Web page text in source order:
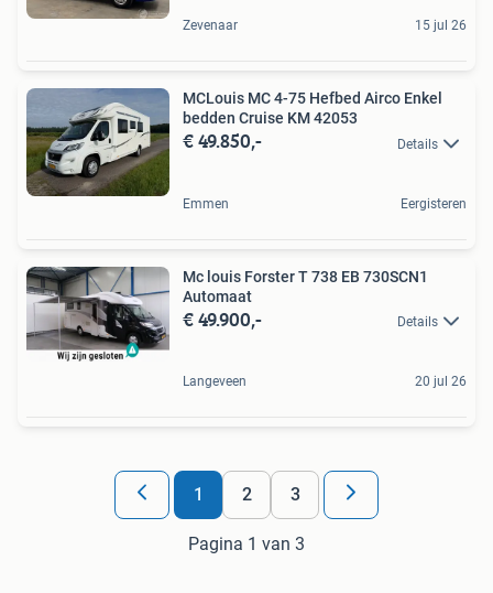
Zevenaar 15 jul 26
MCLouis MC 4-75 Hefbed Airco Enkel
bedden Cruise KM 42053
€ 49.850,- Details
Emmen Eergisteren
Mc louis Forster T 738 EB 730SCN1
Automaat
€ 49.900,- Details
Langeveen 20 jul 26
1 2 3
Pagina 1 van 3